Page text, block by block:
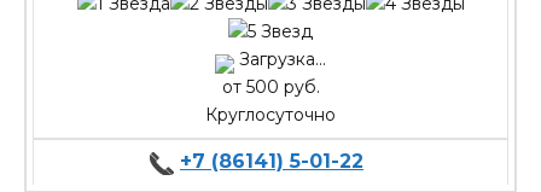
Загрузка...
от 500 руб.
Круглосуточно
+7 (86141) 5-01-22